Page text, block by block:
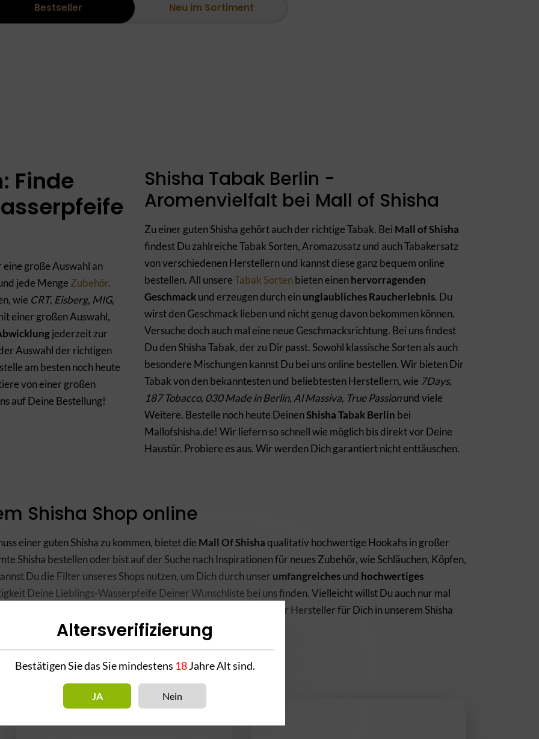
Bestseller Neu im Sortiment
Finde
große Auswahl an
jede Menge Zubehör.
wie CRT, Eisberg, MIG,
einer großen Auswahl,
jederzeit zur
Auswahl der richtigen
am besten noch heute
von einer großen
auf Deine Bestellung!
Shisha Tabak Berlin -
Aromenvielfalt bei Mall of Shisha
Zu einer guten Shisha gehört auch der richtige Tabak. Bei Mall of Shisha
findest Du zahlreiche Tabak Sorten, Aromazusatz und auch Tabakersatz
von verschiedenen Herstellern und kannst diese ganz bequem online
bestellen. All unsereTabak Sortenbieten einenhervorragenden
Geschmackund erzeugen durch einunglaubliches Raucherlebnis. Du
wirst den Geschmack lieben und nicht genug davon bekommen können.
Versuche doch auch mal eine neue Geschmacksrichtung. Bei uns findest
Du den Shisha Tabak, der zu Dir passt. Sowohl klassische Sorten als auch
besondere Mischungen kannst Du bei uns online bestellen. Wir bieten Dir
Tabak von den bekanntesten und beliebtesten Herstellern, wie 7Days,
187 Tobacco, 030 Made in Berlin, Al Massiva, True Passionund viele
Weitere. Bestelle noch heute DeinenShisha Tabak Berlin bei
Mallofshisha.de! Wir liefern so schnell wie möglich bis direkt vor Deine
Haustür. Probiere es aus. Wir werden Dich garantiert nicht enttäuschen.
Shisha Shop online
einer guten Shisha zu kommen, bietet die Mall Of Shishaqualitativ hochwertige Hookahs in großer
Shisha bestellen oder bist auf der Suche nach Inspirationen für neues Zubehör, wie Schläuchen, Köpfen,
Du die Filter unseres Shops nutzen, um Dich durch unser umfangreichesund hochwertiges
Deine Lieblings-Wasserpfeife Deiner Wunschliste bei uns finden. Vielleicht willst Du auch nur mal
sowie luxuriöse und bezahlbare Shishas unterschiedlicher Hersteller für Dich in unserem Shisha
Altersverifizierung
Bestätigen Sie das Sie mindestens 18Jahre Alt sind.
JA Nein